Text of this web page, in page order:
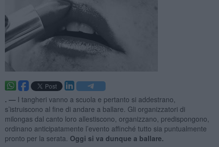
. — I tangheri vanno a scuola e pertanto si addestrano,
s’istruiscono al fine di andare a ballare. Gli organizzatori di
milongas dal canto loro allestiscono, organizzano, predispongono,
ordinano anticipatamente l’evento affinché tutto sia puntualmente
pronto per la serata. Oggi si va dunque a ballare.